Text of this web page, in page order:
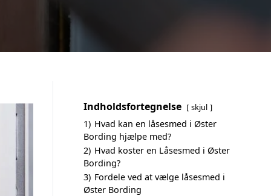
Indholdsfortegnelse skjul
1) Hvad kan en låsesmed i Øster
Bording hjælpe med?
2) Hvad koster en Låsesmed i Øster
Bording?
3) Fordele ved at vælge låsesmed i
Øster Bording